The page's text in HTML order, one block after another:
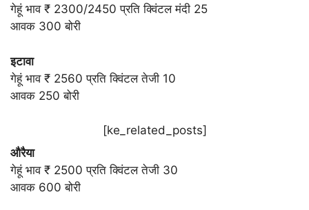
गेहूं भाव ₹ 2300/2450 प्रति क्विंटल मंदी 25
आवक 300 बोरी
इटावा
गेहूं भाव ₹ 2560 प्रति क्विंटल तेजी 10
आवक 250 बोरी
[ke_related_posts]
औरैया
गेहूं भाव ₹ 2500 प्रति क्विंटल तेजी 30
आवक 600 बोरी